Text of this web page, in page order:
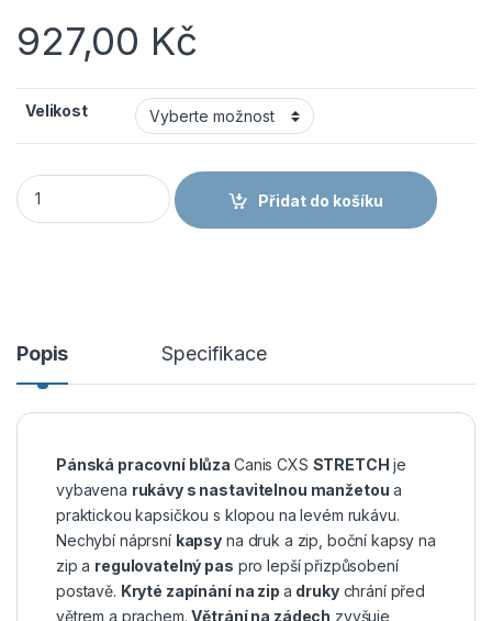
927,00 Kč
Velikost
CANIS CXS Blůza STRETCH pánská středně modrá/černá
Přidat do košíku
Popis Specifikace
Pánská pracovní blůza Canis CXS STRETCH je
vybavena rukávy s nastavitelnou manžetou a
praktickou kapsičkou s klopou na levém rukávu.
Nechybí náprsní kapsy na druk a zip, boční kapsy na
zip a regulovatelný pas pro lepší přizpůsobení
postavě. Kryté zapínání na zip a drukychrání před
větrem a prachem.Větrání na zádech zvyšuje